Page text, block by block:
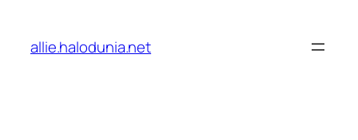
konten
allie.halodunia.net